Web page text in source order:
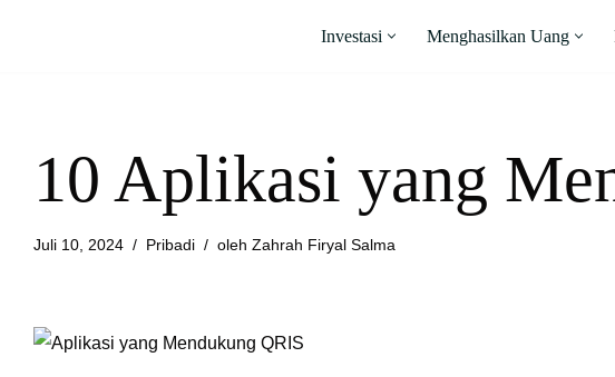
Investasi Menghasilkan Uang
10 Aplikasi yang
Juli 10, 2024 Pribadi oleh Zahrah Firyal Salma